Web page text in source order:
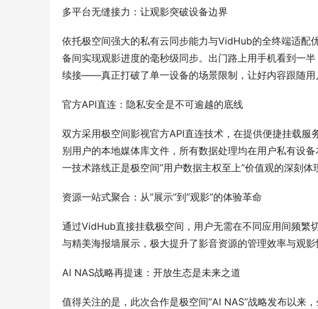
多平台无缝接力：让观影突破设备边界
依托极空间强大的私有云同步能力与VidHub的全终端适配
备间实现观影进度的毫秒级同步。出门路上用手机看到一
续接——真正打破了单一设备的场景限制，让好内容跟随用
官方API直连：隐私安全是不可逾越的底线
双方采用极空间影视官方API直连技术，在提供便捷挂载
别用户的本地媒体库文件，所有数据处理均在用户私有设
一技术路线正是极空间”用户数据主权至上”价值观的深刻体
资源一站式聚合：从”展示”到”观影”的体验革命
通过VidHub直接挂载极空间，用户无需在不同应用间频繁
与精美海报墙展示，极大提升了影音资源的管理效率与观影
AI NAS战略再提速：开放生态是未来之道
值得关注的是，此次合作是极空间”AI NAS”战略发布以来